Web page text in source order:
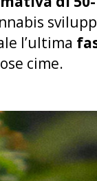
l’ultima
cime.